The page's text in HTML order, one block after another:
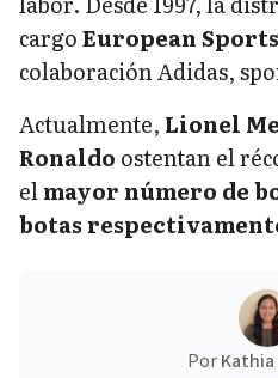
cargoEuropean
colaboración Adidas,
Actualmente, Lionel
Ronaldo ostentan el
elmayor número de
botas
PorKathia